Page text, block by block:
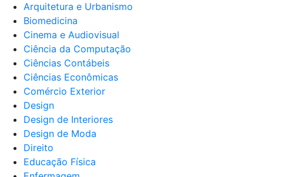
Arquitetura e Urbanismo
Biomedicina
Cinema e Audiovisual
Ciência da Computação
Ciências Contábeis
Ciências Econômicas
Comércio Exterior
Design
Design de Interiores
Design de Moda
Direito
Educação Física